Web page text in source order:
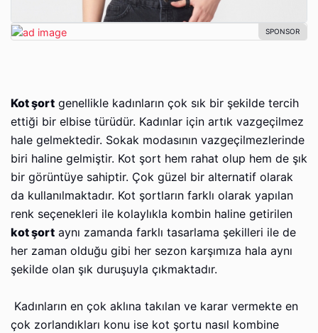
Kot şort genellikle kadınların çok sık bir şekilde tercih
ettiği bir elbise türüdür. Kadınlar için artık vazgeçilmez
hale gelmektedir. Sokak modasının vazgeçilmezlerinde
biri haline gelmiştir. Kot şort hem rahat olup hem de şık
bir görüntüye sahiptir. Çok güzel bir alternatif olarak
da kullanılmaktadır. Kot şortların farklı olarak yapılan
renk seçenekleri ile kolaylıkla kombin haline getirilen
kot şort aynı zamanda farklı tasarlama şekilleri ile de
her zaman olduğu gibi her sezon karşımıza hala aynı
şekilde olan şık duruşuyla çıkmaktadır.
Kadınların en çok aklına takılan ve karar vermekte en
çok zorlandıkları konu ise kot şortu nasıl kombine